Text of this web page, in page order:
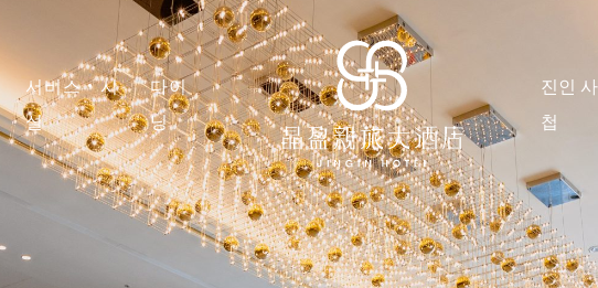
서비스·시
설
다이
닝
진인
첩